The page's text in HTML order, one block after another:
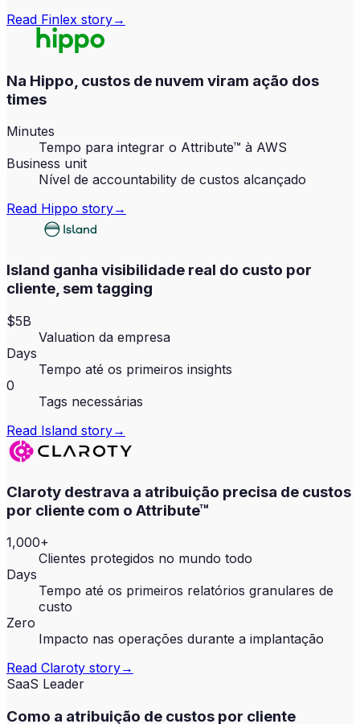
Read Finlex story→
Na Hippo, custos de nuvem viram ação dos
times
Minutes
Tempo para integrar o Attribute™ à AWS
Business unit
Nível de accountability de custos alcançado
Read Hippo story→
Island ganha visibilidade real do custo por
cliente, sem tagging
$5B
Valuation da empresa
Days
Tempo até os primeiros insights
0
Tags necessárias
Read Island story→
Claroty destrava a atribuição precisa de custos
por cliente com o Attribute™
1,000+
Clientes protegidos no mundo todo
Days
Tempo até os primeiros relatórios granulares de
custo
Zero
Impacto nas operações durante a implantação
Read Claroty story→
SaaS Leader
Como a atribuição de custos por cliente